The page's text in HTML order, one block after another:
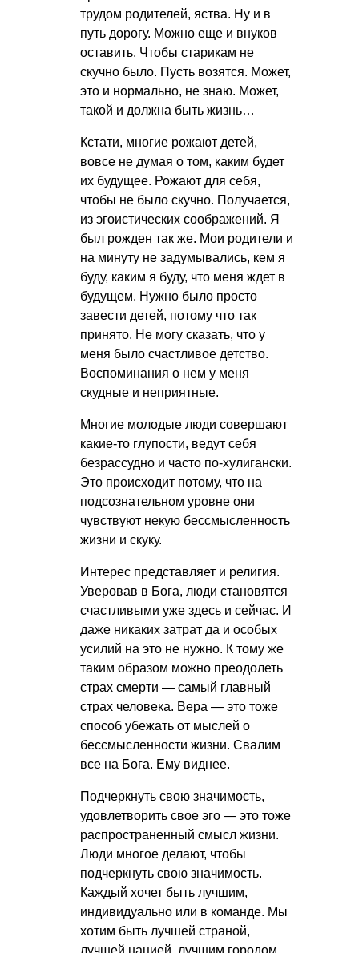
трудом родителей, яства. Ну и в
путь дорогу. Можно еще и внуков
оставить. Чтобы старикам не
скучно было. Пусть возятся. Может,
это и нормально, не знаю. Может,
такой и должна быть жизнь…
Кстати, многие рожают детей,
вовсе не думая о том, каким будет
их будущее. Рожают для себя,
чтобы не было скучно. Получается,
из эгоистических соображений. Я
был рожден так же. Мои родители и
на минуту не задумывались, кем я
буду, каким я буду, что меня ждет в
будущем. Нужно было просто
завести детей, потому что так
принято. Не могу сказать, что у
меня было счастливое детство.
Воспоминания о нем у меня
скудные и неприятные.
Многие молодые люди совершают
какие-то глупости, ведут себя
безрассудно и часто по-хулигански.
Это происходит потому, что на
подсознательном уровне они
чувствуют некую бессмысленность
жизни и скуку.
Интерес представляет и религия.
Уверовав в Бога, люди становятся
счастливыми уже здесь и сейчас. И
даже никаких затрат да и особых
усилий на это не нужно. К тому же
таким образом можно преодолеть
страх смерти — самый главный
страх человека. Вера — это тоже
способ убежать от мыслей о
бессмысленности жизни. Свалим
все на Бога. Ему виднее.
Подчеркнуть свою значимость,
удовлетворить свое эго — это тоже
распространенный смысл жизни.
Люди многое делают, чтобы
подчеркнуть свою значимость.
Каждый хочет быть лучшим,
индивидуально или в команде. Мы
хотим быть лучшей страной,